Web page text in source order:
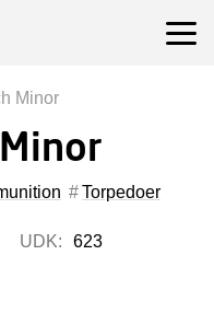
Minor
Torpedoer
UDK: 623